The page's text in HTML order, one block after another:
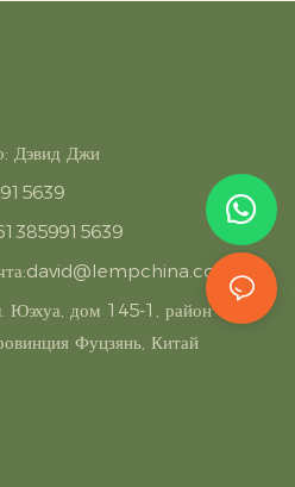
Дэвид Джи
david@lempchina.com
Юэхуа, дом 145-1, район
Фуцзянь, Китай